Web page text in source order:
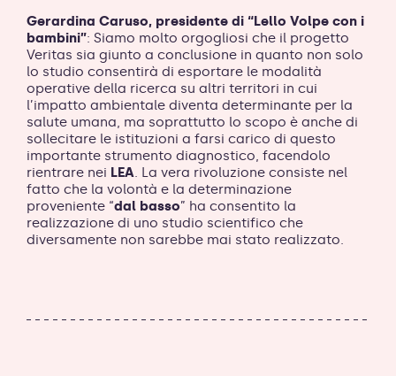
Gerardina Caruso, presidente di “Lello Volpe con i
bambini”: Siamo molto orgogliosi che il progetto
Veritas sia giunto a conclusione in quanto non solo
lo studio consentirà di esportare le modalità
operative della ricerca su altri territori in cui
l’impatto ambientale diventa determinante per la
salute umana, ma soprattutto lo scopo è anche di
sollecitare le istituzioni a farsi carico di questo
importante strumento diagnostico, facendolo
rientrare nei LEA. La vera rivoluzione consiste nel
fatto che la volontà e la determinazione
proveniente “dal basso” ha consentito la
realizzazione di uno studio scientifico che
diversamente non sarebbe mai stato realizzato.